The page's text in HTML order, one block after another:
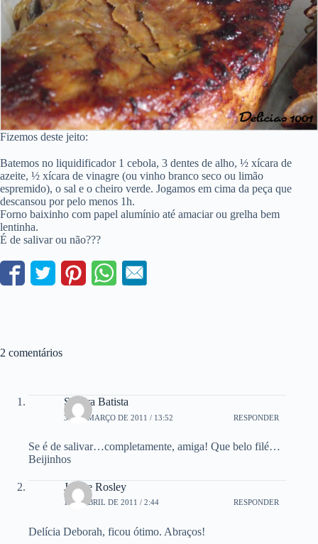
Fizemos deste jeito:
Batemos no liquidificador 1 cebola, 3 dentes de alho, ½ xícara de
azeite, ½ xícara de vinagre (ou vinho branco seco ou limão
espremido), o sal e o cheiro verde. Jogamos em cima da peça que
descansou por pelo menos 1h.
Forno baixinho com papel alumínio até amaciar ou grelha bem
lentinha.
É de salivar ou não???
2 comentários
Sandra Batista
31 DE MARÇO DE 2011 / 13:52 RESPONDER
Se é de salivar…completamente, amiga! Que belo filé…
Beijinhos
Jotta e Rosley
1 DE ABRIL DE 2011 / 2:44 RESPONDER
Delícia Deborah, ficou ótimo. Abraços!